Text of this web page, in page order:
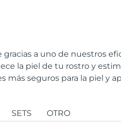
a uno de nuestros
la piel de tu rostro y
seguros para la piel y
SETS OTRO